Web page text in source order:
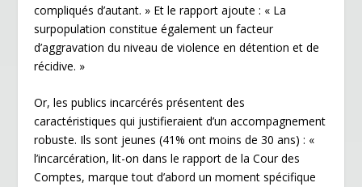
compliqués d’autant. » Et le rapport ajoute : « La
surpopulation constitue également un facteur
d’aggravation du niveau de violence en détention et de
récidive. »
Or, les publics incarcérés présentent des
caractéristiques qui justifieraient d’un accompagnement
robuste. Ils sont jeunes (41% ont moins de 30 ans) : «
l’incarcération, lit-on dans le rapport de la Cour des
Comptes, marque tout d’abord un moment spécifique